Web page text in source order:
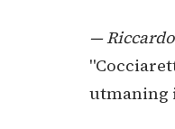
—
"Cocciaretto är en tuff motståndare på grus, men jag är redo att möta hennes
utmaning